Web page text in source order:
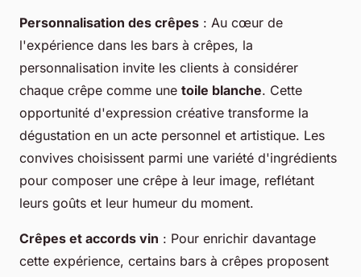
Personnalisation des crêpes : Au cœur de
l'expérience dans les bars à crêpes, la
personnalisation invite les clients à considérer
chaque crêpe comme une toile blanche. Cette
opportunité d'expression créative transforme la
dégustation en un acte personnel et artistique. Les
convives choisissent parmi une variété d'ingrédients
pour composer une crêpe à leur image, reflétant
leurs goûts et leur humeur du moment.
Crêpes et accords vin : Pour enrichir davantage
cette expérience, certains bars à crêpes proposent